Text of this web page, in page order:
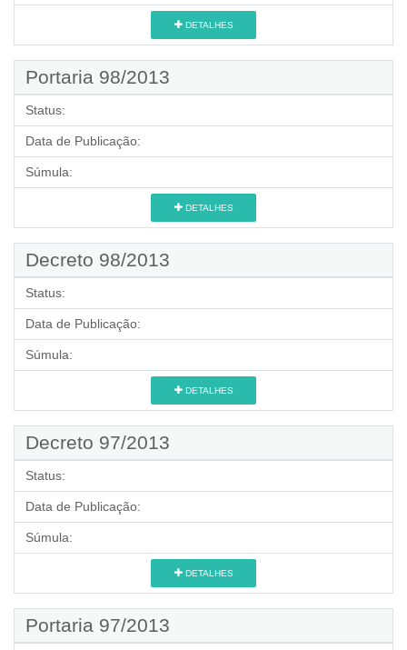
DETALHES
Portaria 98/2013
Status:
Data de Publicação:
Súmula:
DETALHES
Decreto 98/2013
Status:
Data de Publicação:
Súmula:
DETALHES
Decreto 97/2013
Status:
Data de Publicação:
Súmula:
DETALHES
Portaria 97/2013